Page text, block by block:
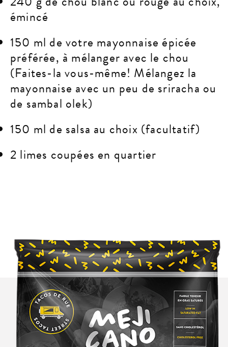
émincé
150 ml de votre mayonnaise épicée
préférée, à mélanger avec le chou
(Faites-la vous-même! Mélangez la
mayonnaise avec un peu de sriracha ou
de sambal olek)
150 ml de salsa au choix (facultatif)
2 limes coupées en quartier